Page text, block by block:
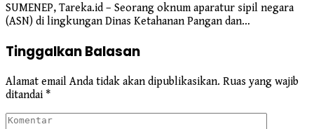
SUMENEP, Tareka.id – Seorang oknum aparatur sipil negara
(ASN) di lingkungan Dinas Ketahanan Pangan dan…
Tinggalkan Balasan
Alamat email Anda tidak akan dipublikasikan. Ruas yang wajib
ditandai *